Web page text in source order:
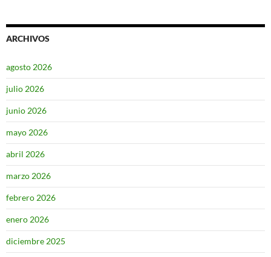
ARCHIVOS
agosto 2026
julio 2026
junio 2026
mayo 2026
abril 2026
marzo 2026
febrero 2026
enero 2026
diciembre 2025